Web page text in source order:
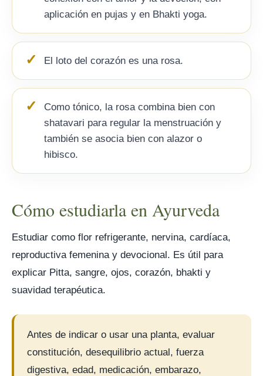
aplicación en pujas y en Bhakti yoga.
El loto del corazón es una rosa.
Como tónico, la rosa combina bien con
shatavari para regular la menstruación y
también se asocia bien con alazor o
hibisco.
Cómo estudiarla en Ayurveda
Estudiar como flor refrigerante, nervina, cardíaca,
reproductiva femenina y devocional. Es útil para
explicar Pitta, sangre, ojos, corazón, bhakti y
suavidad terapéutica.
Antes de indicar o usar una planta, evaluar
constitución, desequilibrio actual, fuerza
digestiva, edad, medicación, embarazo,